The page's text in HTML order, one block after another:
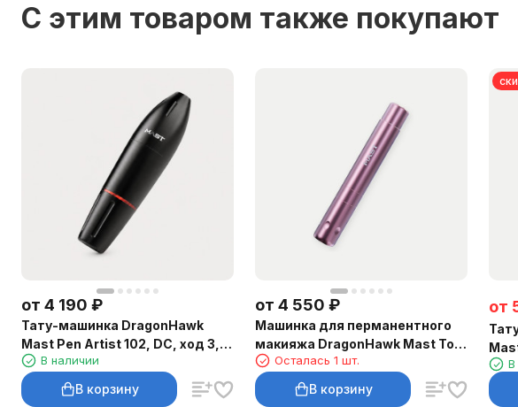
C этим товаром также покупают
от 4 190 ₽
Тату-машинка DragonHawk
Mast Pen Artist 102, DC, ход 3,5
ммВ наличии
В корзину
от 4 550 ₽
Машинка для перманентного
макияжа DragonHawk Mast Tour
Air, RCA, ход 2,3 мм
Осталась 1 шт.
В корзину
от
В